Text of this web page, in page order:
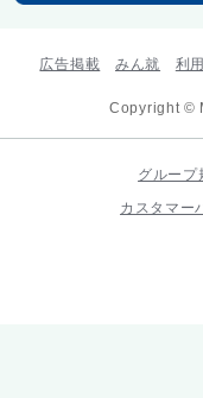
広告掲載 みん就 利
Copyright ©
グループ
カスタマー